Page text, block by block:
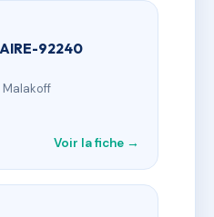
92240
Malakoff
Voir la fiche →